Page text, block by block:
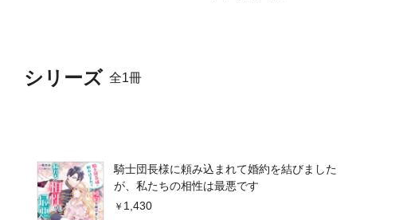
シリーズ 全1冊
騎士団長様に頼み込まれて婚約を結びました
が、私たちの相性は最悪です
1,430